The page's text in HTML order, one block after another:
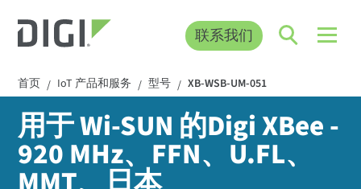
联系我们
首页 / IoT 产品和服务 / 型号 / XB-WSB-UM-051
用于 Wi-SUN 的Digi XBee -
920 MHz、FFN、U.FL、